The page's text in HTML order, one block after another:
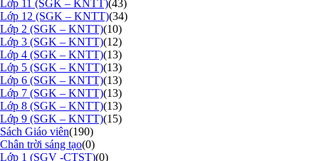
Lớp 11 (SGK – KNTT)(43)
Lớp 12 (SGK – KNTT)(34)
Lớp 2 (SGK – KNTT)(10)
Lớp 3 (SGK – KNTT)(12)
Lớp 4 (SGK – KNTT)(13)
Lớp 5 (SGK – KNTT)(13)
Lớp 6 (SGK – KNTT)(13)
Lớp 7 (SGK – KNTT)(13)
Lớp 8 (SGK – KNTT)(13)
Lớp 9 (SGK – KNTT)(15)
Sách Giáo viên(190)
Chân trời sáng tạo(0)
Lớp 1 (SGV -CTST)(0)